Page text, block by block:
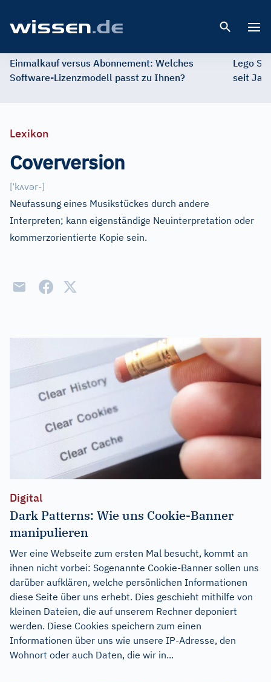
Einmalkauf versus Abonnement: Welches
Software-Lizenzmodell passt zu Ihnen?
Lego
seit
Lexikon
Coverversion
[ˈkʌvər-]
Neufassung eines Musikstückes durch andere
Interpreten; kann eigenständige Neuinterpretation oder
kommerzorientierte Kopie sein.
Digital
Dark Patterns: Wie uns Cookie-Banner
manipulieren
Wer eine Webseite zum ersten Mal besucht, kommt an
ihnen nicht vorbei: Sogenannte Cookie-Banner sollen uns
darüber aufklären, welche persönlichen Informationen
diese Seite über uns erhebt. Dies geschieht mithilfe von
kleinen Dateien, die auf unserem Rechner deponiert
werden. Diese Cookies speichern zum einen
Informationen über uns wie unsere IP-Adresse, den
Wohnort oder auch Daten, die wir in...